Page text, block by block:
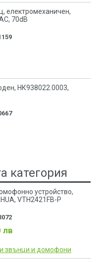
електромеханичен,
70dB
НК938022.0003,
категория
устройство,
VTH2421FB-P
лв
звънци и домофони